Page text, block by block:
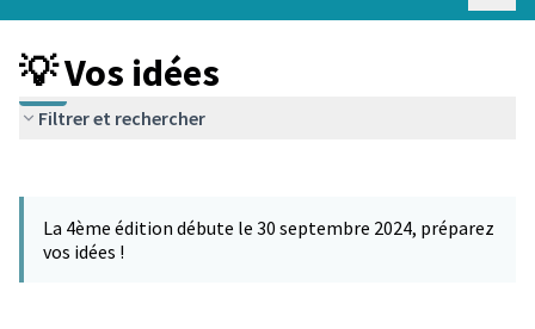
💡 Vos idées
Filtrer et rechercher
−
La 4ème édition débute le 30 septembre 2024, préparez
vos idées !